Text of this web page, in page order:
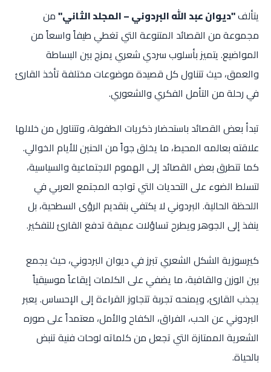
يتألف"ديوان عبد الله البردوني – المجلد الثاني"من
مجموعة من القصائد المتنوعة التي تغطي طيفاً واسعاً من
المواضيع. يتميز بأسلوب سردي شعري يمزج بين البساطة
والعمق، حيث تتناول كل قصيدة موضوعات مختلفة تأخذ القارئ
في رحلة من التأمل الفكري والشعوري.
تبدأ بعض القصائد باستحضار ذكريات الطفولة، وتتناول من خلالها
علاقته بعالمه المحيط، ما يخلق جواً من الحنين للأيام الخوالي.
كما تتطرق بعض القصائد إلى الهموم الاجتماعية والسياسية،
لتسلط الضوء على التحديات التي تواجه المجتمع العربي في
اللحظة الحالية. البردوني لا يكتفي بتقديم الرؤى السطحية، بل
ينفذ إلى الجوهر ويطرح تساؤلات عميقة تدفع القارئ للتفكير.
كيرسوزية الشكل الشعري تبرز في ديوان البردوني، حيث يجمع
بين الوزن والقافية، ما يضفي على الكلمات إيقاعاً موسيقياً
يجذب القارئ، ويمنحه تجربة تتجاوز القراءة إلى الإحساس. يعبر
البردوني عن الحب، الفراق، الكفاح والأمل، معتمداً على صوره
الشعرية الممتازة التي تجعل من كلماته لوحات فنية تنبض
بالحياة.